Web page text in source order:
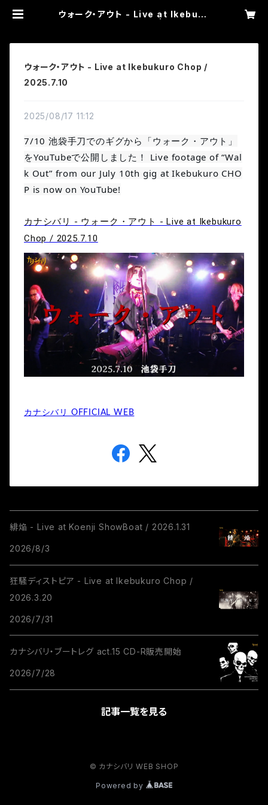
ウォーク・アウト - Live at Ikebuku
ウォーク・アウト - Live at Ikebukuro Chop /
2025.7.10
2025/08/17 11:12
7/10 池袋手刀でのギグから「ウォーク・アウト」
をYouTubeで公開しました！ Live footage of “Wal
k Out” from our July 10th gig at Ikebukuro CHO
P is now on YouTube!
カナシバリ - ウォーク・アウト - Live at Ikebukuro
Chop / 2025.7.10
カナシバリ OFFICIAL WEB
緋焔 - Live at Koenji ShowBoat / 2026.1.31
2026/8/3
狂騒ディストピア - Live at Ikebukuro Chop /
2026.3.20
2026/7/31
カナシバリ・ブートレグ act.15 CD-R販売開始
2026/7/28
記事一覧を見る
© カナシバリ WEB SHOP
Powered by